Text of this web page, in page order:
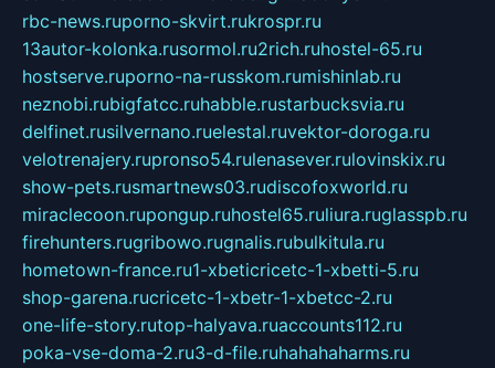
rbc-news.ruporno-skvirt.rukrospr.ru
13autor-kolonka.rusormol.ru2rich.ruhostel-65.ru
hostserve.ruporno-na-russkom.rumishinlab.ru
neznobi.rubigfatcc.ruhabble.rustarbucksvia.ru
delfinet.rusilvernano.ruelestal.ruvektor-doroga.ru
velotrenajery.rupronso54.rulenasever.rulovinskix.ru
show-pets.rusmartnews03.rudiscofoxworld.ru
miraclecoon.rupongup.ruhostel65.ruliura.ruglasspb.ru
firehunters.rugribowo.rugnalis.rubulkitula.ru
hometown-france.ru1-xbeticricetc-1-xbetti-5.ru
shop-garena.rucricetc-1-xbetr-1-xbetcc-2.ru
one-life-story.rutop-halyava.ruaccounts112.ru
poka-vse-doma-2.ru3-d-file.ruhahahaharms.ru